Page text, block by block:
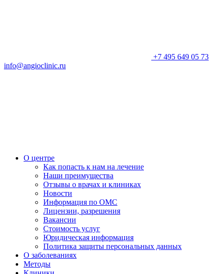
+7 495 649 05 73
info@angioclinic.ru
О центре
Как попасть к нам на лечение
Наши преимущества
Отзывы о врачах и клиниках
Новости
Информация по ОМС
Лицензии, разрешения
Вакансии
Стоимость услуг
Юридическая информация
Политика защиты персональных данных
О заболеваниях
Методы